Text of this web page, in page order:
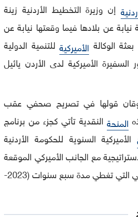
إن وزيرة التخطيط الأردنية زينة
عن بلادها فيما وقعتها نيابة عن
الوكالة الأميركيةللتنمية الدولية
الأميركية لدى الأردن يائيل
قولها في تصريح صحفي عقب
المنحة النقدية تأتي كجزء من برنامج
الأميركية السنوية للحكومة الأردنية
مع الجانب الأميركي الموقعة
في سبتمبر العام الماضي التي تغطي مدة سبع سنوات (2023-